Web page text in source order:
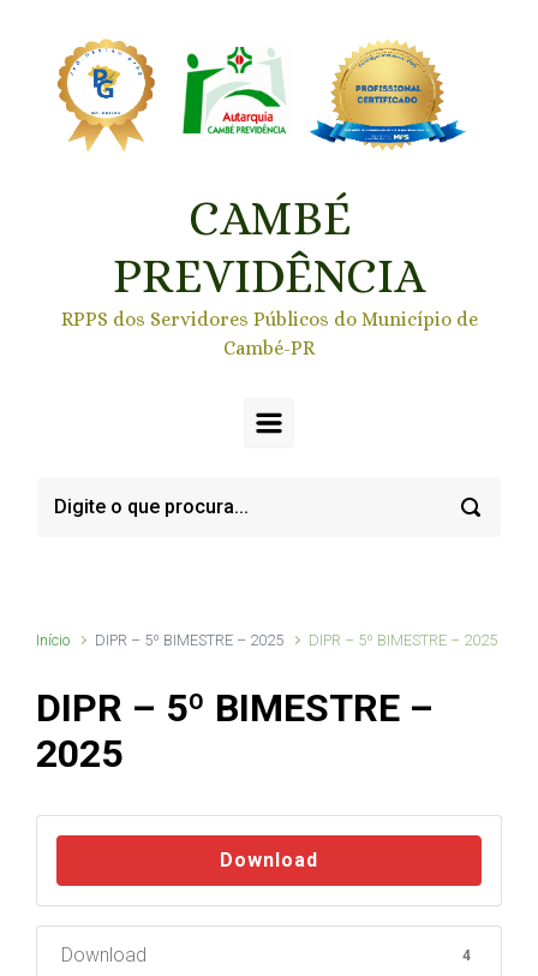
CAMBÉ
PREVIDÊNCIA
RPPS dos Servidores Públicos do Município de
Cambé-PR
Início DIPR – 5º BIMESTRE – 2025 DIPR – 5º BIMESTRE – 2025
DIPR – 5º BIMESTRE –
2025
Download
Download 4